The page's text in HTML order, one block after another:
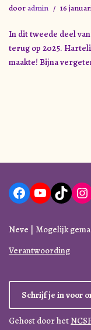
dooradmin 16
In dit tweede deel
terug op 2025.
maakte! Bijna
Neve | Mogelijk
Verantwoording
Schrijf je in voor
Gehost door het